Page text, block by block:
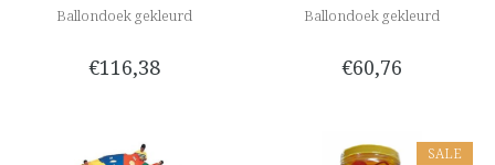
Ballondoek gekleurd
€116,38
Ballondoek gekleurd
€60,76
SALE